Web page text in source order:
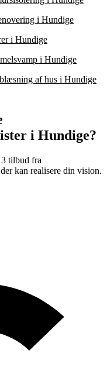
i Hundige
i Hundige
i Hundige
af hus i Hundige
i Hundige?
tilbud fra
kan realisere din vision.